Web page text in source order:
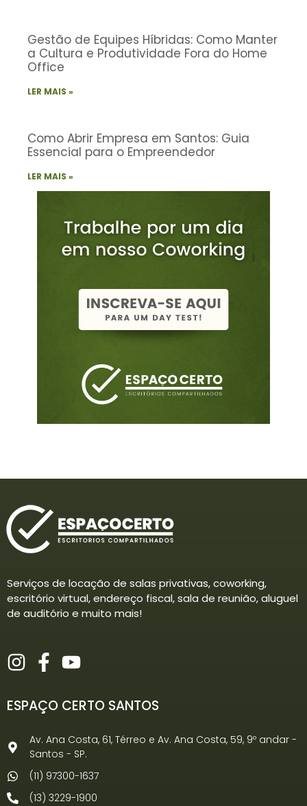
Gestão de Equipes Híbridas: Como Manter
a Cultura e Produtividade Fora do Home
Office
LER MAIS »
Como Abrir Empresa em Santos: Guia
Essencial para o Empreendedor
LER MAIS »
Serviços de locação de salas privativas, coworking,
escritório virtual, endereço fiscal, sala de reunião, aluguel
de auditório e muito mais!
ESPAÇO CERTO SANTOS
Av. Ana Costa, 61, Térreo e Av. Ana Costa, 59, 9º andar -
Santos - SP.
(11) 97300-1637
(13) 3229-1900